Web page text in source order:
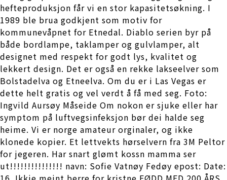
hefteproduksjon får vi en stor kapasitetsøkning. I
1989 ble brua godkjent som motiv for
kommunevåpnet for Etnedal. Diablo serien byr på
både bordlampe, taklamper og gulvlamper, alt
designet med respekt for godt lys, kvalitet og
lekkert design. Det er også en rekke lakseelver som
Bolstadelva og Etneelva. Om du er i Las Vegas er
dette helt gratis og vel verdt å få med seg. Foto:
Ingvild Aursøy Måseide Om nokon er sjuke eller har
symptom på luftvegsinfeksjon bør dei halde seg
heime. Vi er norge amateur orginaler, og ikke
klonede kopier. Et lettvekts hørselvern fra 3M Peltor
for jegeren. Har snart glømt kossn mamma ser
ut!!!!!!!!!!!!!!! navn: Sofie Vatnøy Fedøy epost: Date: